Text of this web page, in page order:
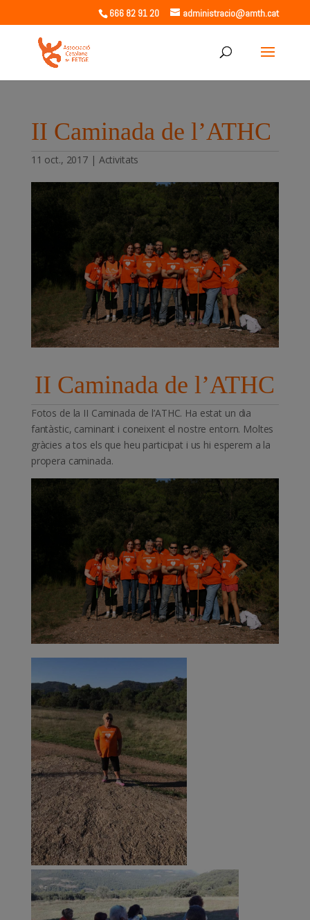
666 82 91 20 administracio@amth.cat
II Caminada de l’ATHC
11 oct., 2017 | Activitats
II Caminada de l’ATHC
Fotos de la II Caminada de l’ATHC. Ha estat un dia
fantàstic, caminant i coneixent el nostre entorn. Moltes
gràcies a tos els que heu participat i us hi esperem a la
propera caminada.